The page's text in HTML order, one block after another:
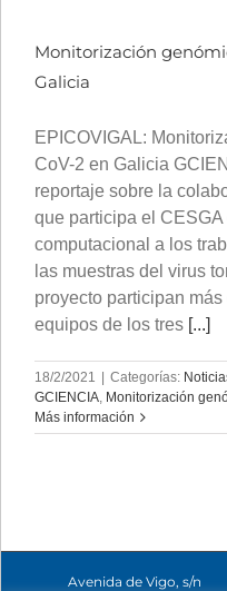
Monitorización
Galicia
EPICOVIGAL:
CoV-2 en Galicia
reportaje sobre la
que participa el CESGA
computacional a los
las muestras del virus
proyecto participan
equipos de los tres [...]
18/2/2021 | Categorías:
GCIENCIA Monitorización
Más información
Avenida de Vigo, s/n